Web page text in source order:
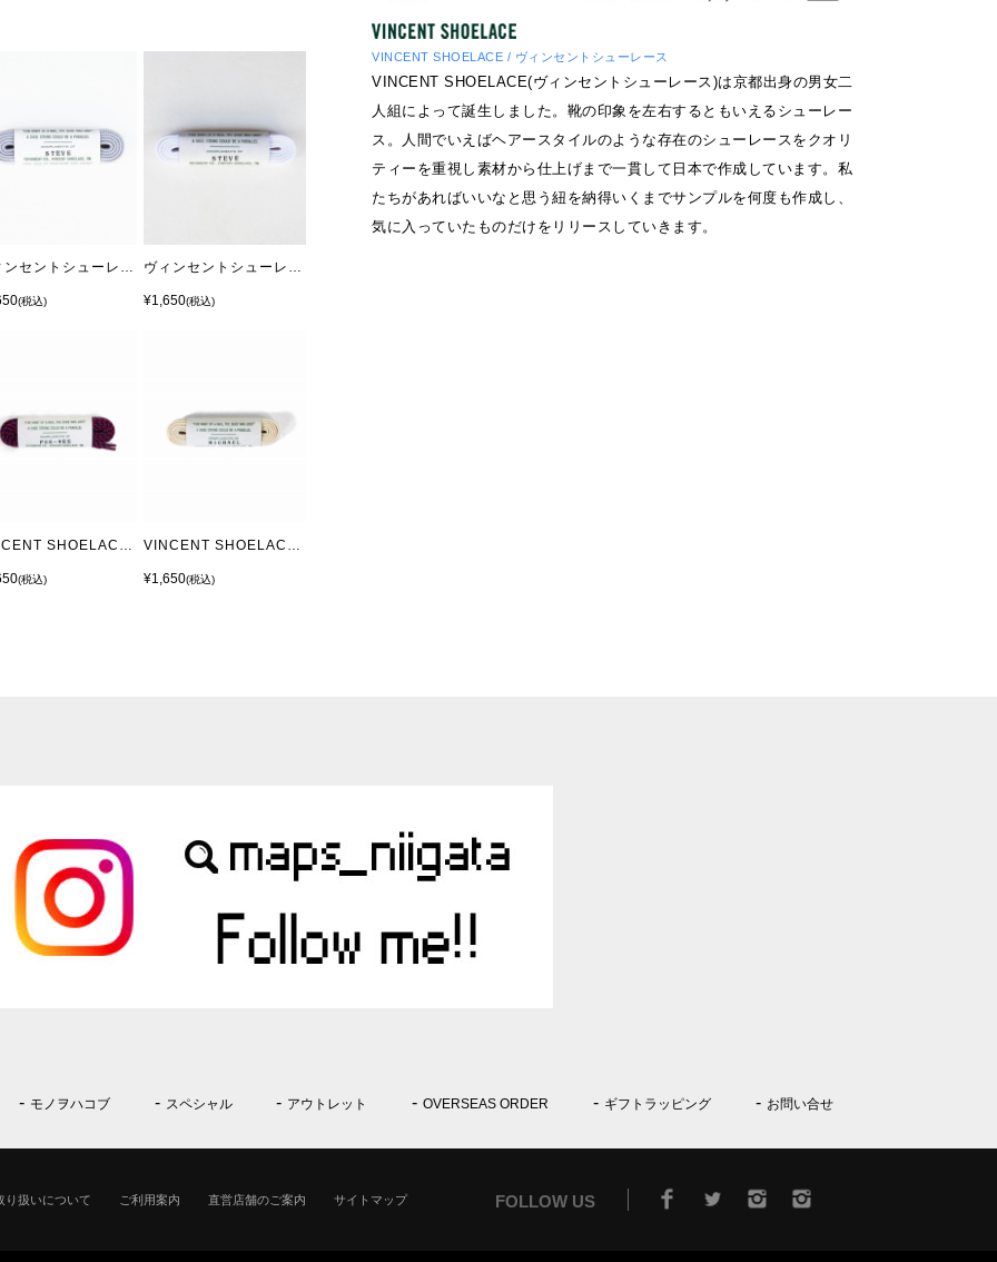
ヴィンセントシューレース/VINCENT SHOELACE STEVE GRAY
(税込)
ヴィンセントシューレース/VINCENT SHOELACE STEVE White
¥1,650(税込)
VINCENT SHOELACE/ヴィンセントシューレース PEE-WEE Navy-Red Stripe
(税込)
VINCENT SHOELACE/ヴィンセントシューレース MICHEL Ivory
¥1,650(税込)
VINCENT SHOELACE / ヴィンセントシューレース
VINCENT SHOELACE(ヴィンセントシューレース)は京都出身の男女二
人組によって誕生しました。靴の印象を左右するともいえるシューレー
ス。人間でいえばヘアースタイルのような存在のシューレースをクオリ
ティーを重視し素材から仕上げまで一貫して日本で作成しています。私
たちがあればいいなと思う紐を納得いくまでサンプルを何度も作成し、
気に入っていたものだけをリリースしていきます。
モノヲハコブ スペシャル アウトレット OVERSEAS ORDER ギフトラッピング お問い合せ
り扱いについて ご利用案内 直営店舗のご案内 サイトマップ FOLLOW US